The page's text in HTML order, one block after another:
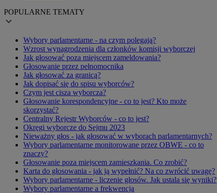
POPULARNE TEMATY
Wybory parlamentarne - na czym polegają?
Wzrost wynagrodzenia dla członków komisji wyborczej
Jak głosować poza miejscem zameldowania?
Głosowanie przez pełnomocnika
Jak głosować za granicą?
Jak dopisać się do spisu wyborców?
Czym jest cisza wyborcza?
Głosowanie korespondencyjne - co to jest? Kto może
skorzystać?
Centralny Rejestr Wyborców - co to jest?
Okręgi wyborcze do Sejmu 2023
Nieważny głos - jak głosować w wyborach parlamentarnych?
Wybory parlamentarne monitorowane przez OBWE - co to
znaczy?
Głosowanie poza miejscem zamieszkania. Co zrobić?
Karta do głosowania - jak ją wypełnić? Na co zwrócić uwagę?
Wybory parlamentarne - liczenie głosów. Jak ustala się wyniki?
Wybory parlamentarne a frekwencja